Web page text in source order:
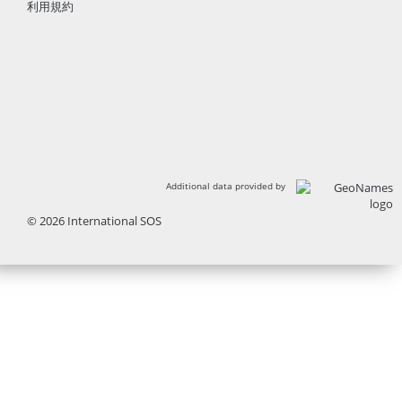
利用規約
Additional data provided by
© 2026 International SOS